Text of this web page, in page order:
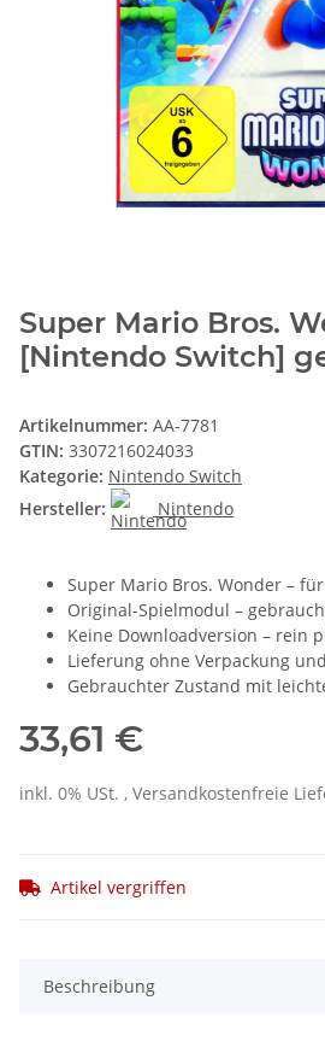
Super Mario Bros.
[Nintendo Switch]
Artikelnummer: AA-7781
GTIN: 3307216024033
Kategorie: Nintendo Switch
Hersteller:
Nintendo
Super Mario Bros. Wonder –
Original-Spielmodul –
Keine Downloadversion – rein
Lieferung ohne Verpackung
Gebrauchter Zustand mit
33,61 €
inkl. 0% USt. , Versandkostenfreie
Artikel vergriffen
Beschreibung